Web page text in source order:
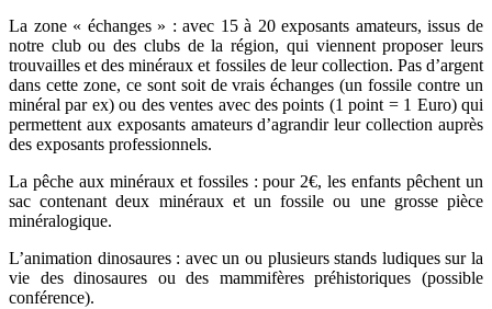
La zone « échanges » : avec 15 à 20 exposants amateurs, issus de
notre club ou des clubs de la région, qui viennent proposer leurs
trouvailles et des minéraux et fossiles de leur collection. Pas d’argent
dans cette zone, ce sont soit de vrais échanges (un fossile contre un
minéral par ex) ou des ventes avec des points (1 point = 1 Euro) qui
permettent aux exposants amateurs d’agrandir leur collection auprès
des exposants professionnels.
La pêche aux minéraux et fossiles : pour 2€, les enfants pêchent un
sac contenant deux minéraux et un fossile ou une grosse pièce
minéralogique.
L’animation dinosaures : avec un ou plusieurs stands ludiques sur la
vie des dinosaures ou des mammifères préhistoriques (possible
conférence).